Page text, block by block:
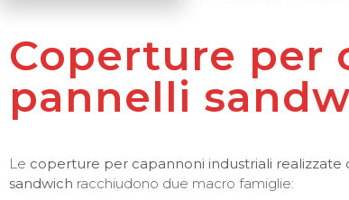
Coperture per
pannelli
Le coperture per capannoni industriali realizzate
sandwich racchiudono due macro famiglie: